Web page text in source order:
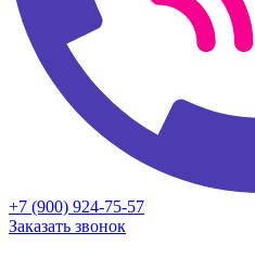
+7 (900) 924-75-57
Заказать звонок